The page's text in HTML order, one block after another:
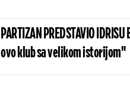
PARTIZAN PREDSTAVIO
ovo klub sa velikom istorijom"